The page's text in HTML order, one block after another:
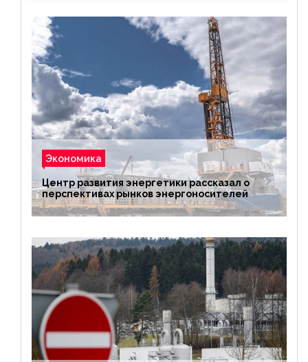
Экономика
Центр развития энергетики рассказал о
перспективах рынков энергоносителей